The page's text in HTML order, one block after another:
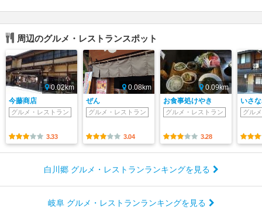
周辺のグルメ・レストランスポット
0.02km
今藤商店
グルメ・レストラン
3.33
0.08km
ぜん
グルメ・レストラン
3.04
0.09km
お食事処けやき
グルメ・レストラン
3.28
いさ
グル
白川郷 グルメ・レストランランキングを見る
岐阜 グルメ・レストランランキングを見る